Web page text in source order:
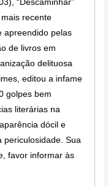
“Descaminhar”
recente
apreendido pelas
de livros em
delituosa
editou a infame
golpes bem
literárias na
dócil e
periculosidade. Sua
favor informar às